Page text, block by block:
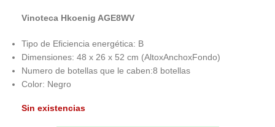
Vinoteca Hkoenig AGE8WV
Tipo de Eficiencia energética: B
Dimensiones: 48 x 26 x 52 cm (AltoxAnchoxFondo)
Numero de botellas que le caben:8 botellas
Color: Negro
Sin existencias